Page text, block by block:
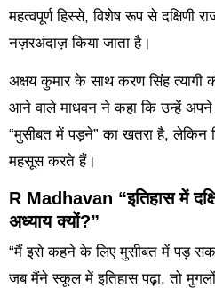
महत्वपूर्ण हिस्से, विशेष रूप से दक्षिणी
नज़रअंदाज़ किया जाता है।
अक्षय कुमार के साथ करण सिंह त्यागी
आने वाले माधवन ने कहा कि उन्हें अपने
“मुसीबत में पड़ने” का खतरा है, लेकिन
महसूस करते हैं।
R Madhavan “इतिहास में
अध्याय क्यों?”
“मैं इसे कहने के लिए मुसीबत में पड़
जब मैंने स्कूल में इतिहास पढ़ा, तो